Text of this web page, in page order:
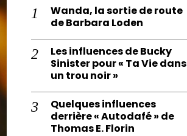
Wanda, la sortie de route
de Barbara Loden
Les influences de Bucky
Sinister pour « Ta Vie dans
un trou noir »
Quelques influences
derrière « Autodafé » de
Thomas E. Florin